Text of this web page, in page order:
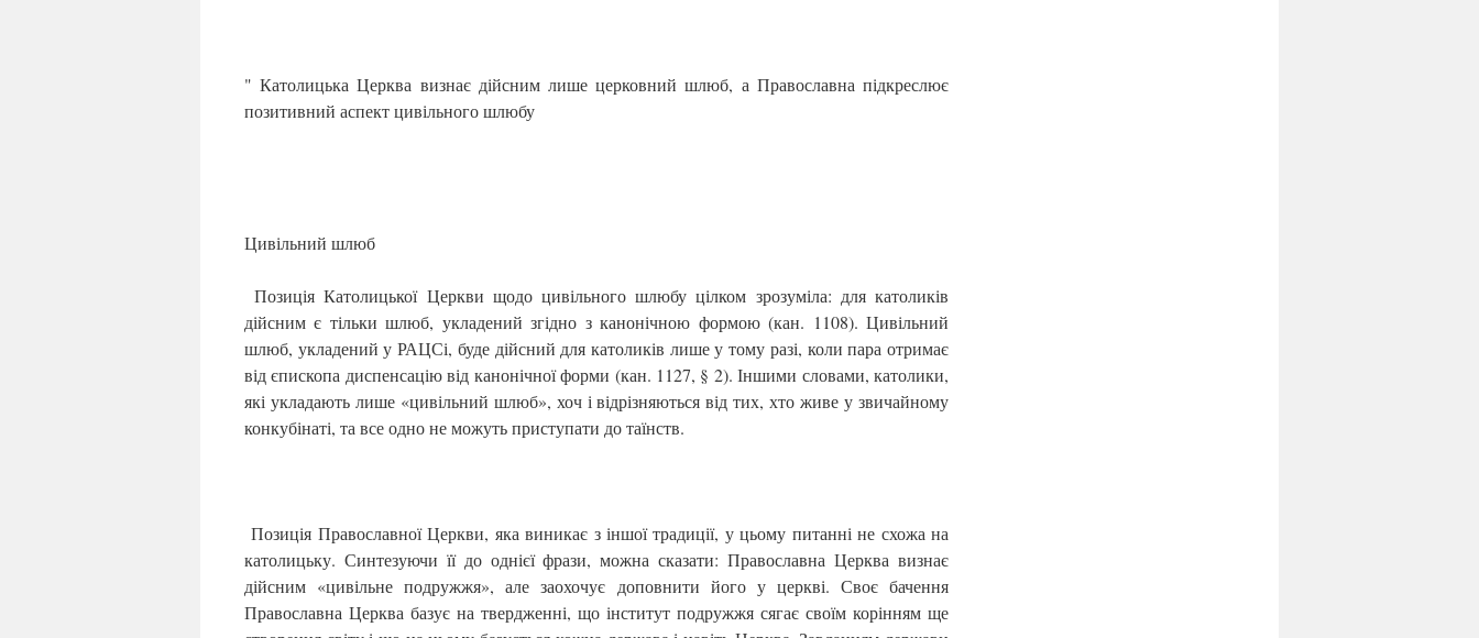
" Католицька Церква визнає дійсним лише церковний шлюб, а Православна підкреслює
позитивний аспект цивільного шлюбу
Цивільний шлюб
Позиція Католицької Церкви щодо цивільного шлюбу цілком зрозуміла: для католиків
дійсним є тільки шлюб, укладений згідно з канонічною формою (кан. 1108). Цивільний
шлюб, укладений у РАЦСі, буде дійсний для католиків лише у тому разі, коли пара отримає
від єпископа диспенсацію від канонічної форми (кан. 1127, § 2). Іншими словами, католики,
які укладають лише «цивільний шлюб», хоч і відрізняються від тих, хто живе у звичайному
конкубінаті, та все одно не можуть приступати до таїнств.
Позиція Православної Церкви, яка виникає з іншої традиції, у цьому питанні не схожа на
католицьку. Синтезуючи її до однієї фрази, можна сказати: Православна Церква визнає
дійсним «цивільне подружжя», але заохочує доповнити його у церкві. Своє бачення
Православна Церква базує на твердженні, що інститут подружжя сягає своїм корінням ще